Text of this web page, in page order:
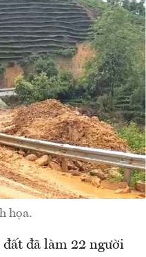
họa.
đã làm 22 người